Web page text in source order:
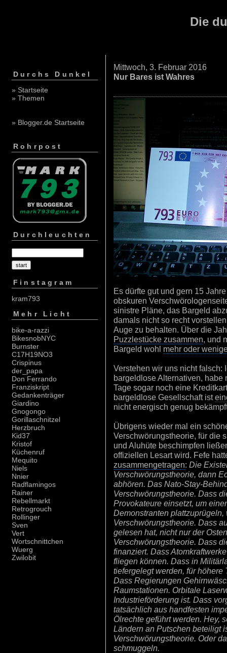
Die
Durchs Dunkel
» Startseite
» Themen
» Blogger.de Startseite
Rohrpost
Durchleuchten
Finstagram
kram793
Mehr Licht
bike-a-razzi
BikesnobNYC
Burnster
C17H19NO3
Crispinus
der_papa
Don Ferrando
Franziskript
Gedankenträger
Giardino
Gnogongo
Gorillaschnitzel
Herzbruch
Kid37
Kristof
Küchenruf
Mequito
Niels
Nnier
Radflamingos
Rainer
Rebellmarkt
Retrogrouch
Rollinger
Sven
Vert
Wortschnittchen
Wuerg
Zwilobit
Mittwoch, 3. Februar 2016
Nur Bares ist Wahres
Es dürfte gut und gern 15
obskuren
sinistre Pläne, das Bargeld
damals nicht so recht
Auge zu behalten. Über die
Puzzlestücke zusammen, und
Bargeld wohl mehr oder
Verstehen wir uns nicht falsch:
bargeldlose Alternativen, habe
Tage sogar noch eine
bargeldlose Gesellschaft ist
nicht energisch genug
Übrigens wieder mal ein
Verschwörungstheorie, für die
und Aluhüte beschimpfen
offiziellen Lesart wird. Fefe
zusammengetragen: Die
Verschwörungstheorie, dann
abhören. Das Nato-Stay-
Verschwörungstheorie. Dass
Provokateure einsetzt, um
Demonstranten
Verschwörungstheorie. Dass
gelesen hat, nicht nur der
Verschwörungstheorie. Dass
finanziert. Dass
fliegen können. Dass in
tiefergelegt werden, für
Dass Regierungen
Raumstationen. Orbitale
Industrieförderung ist. Dass
tatsächlich aus handfesten
Ölrechte geführt werden. Hey,
Ländern an Putschen beteiligt
Verschwörungstheorie. Oder
schmuggeln.